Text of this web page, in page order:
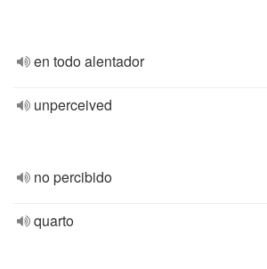
en todo alentador
unperceived
no percibido
quarto